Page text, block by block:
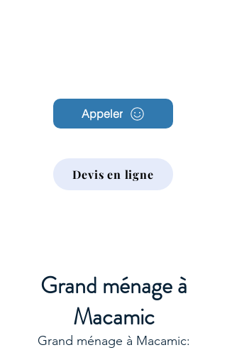
Appeler
Devis en ligne
Grand ménage à
Macamic
Grand ménage à Macamic: